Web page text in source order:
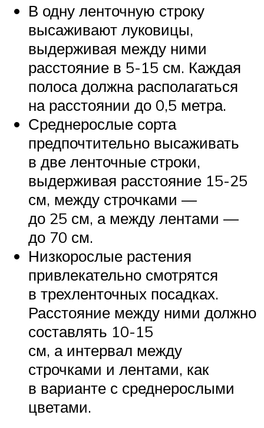
В одну ленточную строку
высаживают луковицы,
выдерживая между ними
расстояние в 5-15 см. Каждая
полоса должна располагаться
на расстоянии до 0,5 метра.
Среднерослые сорта
предпочтительно высаживать
в две ленточные строки,
выдерживая расстояние 15-25
см, между строчками —
до 25 см, а между лентами —
до 70 см.
Низкорослые растения
привлекательно смотрятся
в трехленточных посадках.
Расстояние между ними должно
составлять 10-15
см, а интервал между
строчками и лентами, как
в варианте с среднерослыми
цветами.